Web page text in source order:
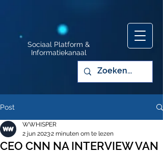
Sociaal Platform &
Informatiekanaal
Post
CEO CNN NA INTERVIEW VAN
WWHISPER
2 jun 20232 minuten om te lezen